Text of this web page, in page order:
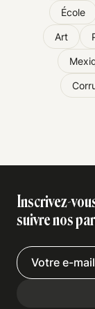
École
Art
Inscrivez-
suivre nos